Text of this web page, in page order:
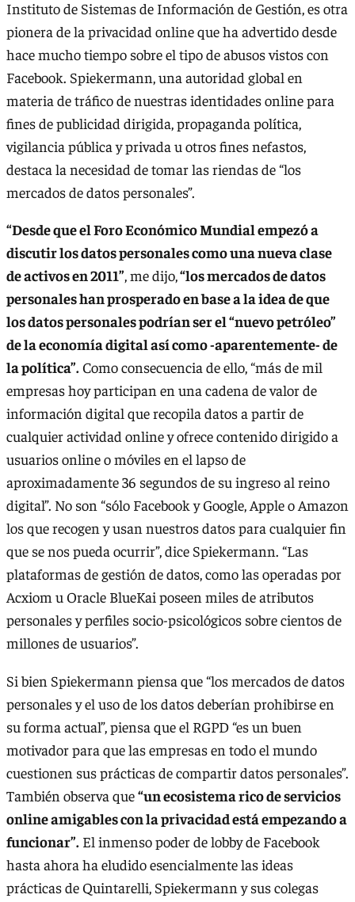
Instituto de Sistemas de Información de Gestión, es otra
pionera de la privacidad online que ha advertido desde
hace mucho tiempo sobre el tipo de abusos vistos con
Facebook. Spiekermann, una autoridad global en
materia de tráfico de nuestras identidades online para
fines de publicidad dirigida, propaganda política,
vigilancia pública y privada u otros fines nefastos,
destaca la necesidad de tomar las riendas de “los
mercados de datos personales”.
“Desde que el Foro Económico Mundial empezó a
discutir los datos personales como una nueva clase
de activos en 2011”, me dijo,“los mercados de datos
personales han prosperado en base a la idea de que
los datos personales podrían ser el “nuevo petróleo”
de la economía digital así como -aparentemente- de
la política”.Como consecuencia de ello, “más de mil
empresas hoy participan en una cadena de valor de
información digital que recopila datos a partir de
cualquier actividad online y ofrece contenido dirigido a
usuarios online o móviles en el lapso de
aproximadamente 36 segundos de su ingreso al reino
digital”. No son “sólo Facebook y Google, Apple o Amazon
los que recogen y usan nuestros datos para cualquier fin
que se nos pueda ocurrir”, dice Spiekermann. “Las
plataformas de gestión de datos, como las operadas por
Acxiom u Oracle BlueKai poseen miles de atributos
personales y perfiles socio-psicológicos sobre cientos de
millones de usuarios”.
Si bien Spiekermann piensa que “los mercados de datos
personales y el uso de los datos deberían prohibirse en
su forma actual”, piensa que el RGPD “es un buen
motivador para que las empresas en todo el mundo
cuestionen sus prácticas de compartir datos personales”.
También observa que“un ecosistema rico de servicios
online amigables con la privacidad está empezando a
funcionar”. El inmenso poder de lobby de Facebook
hasta ahora ha eludido esencialmente las ideas
prácticas de Quintarelli, Spiekermann y sus colegas